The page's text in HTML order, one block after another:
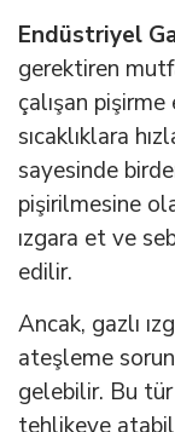
Endüstriyel
gerektiren
çalışan pişirme
sıcaklıklara
sayesinde
pişirilmesine
ızgara et ve
edilir.
Ancak, gazlı
ateşleme
gelebilir. Bu
tehlikeye